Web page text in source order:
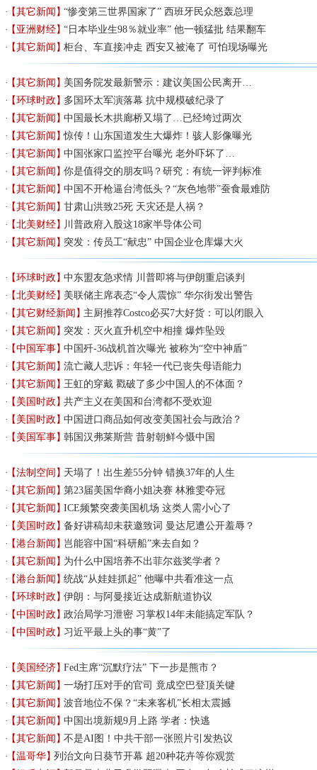
【其它新闻】“惨变第三世界国家了” 西班牙民众怒轰总理
【亚洲财经】“日本毕业生98％就业率” 他一顿猛批 结果翻车
【其它新闻】柜台、车直接冲走 西安又被淹了 可怕现场曝光
【其它新闻】美国务院发最新警示：建议美国公民离开…
【环球时政】多国环太军演落幕 抗中规模破纪录了
【其它新闻】中国最长木拱廊桥又塌了…已经垮过两次
【其它新闻】惊传！山东国道发生大爆炸！骇人影像曝光
【其它新闻】中国张家口监控平台曝光 老外吓坏了…
【其它新闻】你是值得交的朋友吗？研究：有统一评判标准
【其它新闻】中国不开枪逼台湾低头？“灰色地带”蚕食最难防
【其它新闻】甘肃山洪致25死 天灾还是人祸？
【北美财经】川普政府入股这18家半导体公司
【其它新闻】突发：传员工“献忠” 中国企业仓库爆大火
【环球时政】中东盟友急求情 川普即将与伊朗重启谈判
【北美财经】美联储主席表态“令人震惊” 华尔街发出警告
【其它财经新闻】主厨推荐Costco必买7大好货：可以闭眼入
【其它新闻】突发：灭火直升机空中相撞 爆炸坠毁
【中国军事】中国歼-36战机首次曝光 被称为“空中神盾”
【其它新闻】流亡藏人悲诉：年轻一代已丧失母语能力
【其它新闻】王虹的穿戴 戳破了多少中国人的不体面？
【美国时政】共产主义在美国和台湾都不受欢迎
【美国时政】中国进口商品如何改变美国社会与政治？
【美国军事】韩国汉弗莱斯营 昔射朝鲜今慑中国
【法制空间】天塌了！出生差55分钟 错换37年的人生
【其它新闻】第23届美国华裔小姐决赛 林雅雯夺冠
【其它新闻】ICE频繁突袭美国机场 这类人需小心了
【美国时政】备好讲稿却未获邀致词 曼达尼遭公开羞辱？
【港台新闻】岂能容中国“科研船”来去自如？
【其它新闻】为什么中国培养不出菲尔兹奖学者？
【港台新闻】统战“从娃娃抓起” 他曝中共看准这一点
【环球时政】伊朗：与阿曼接近达成新航道协议
【中国时政】政治局学习泄密 习掌权14年未能搞定军队？
【中国时政】习近平最上头的事“黄”了
【美国经济】Fed主席“沉默疗法” 下一步是熊市？
【其它新闻】一场打压对手的官司 竟成空巴登顶关键
【其它新闻】波音地位不保？“未来客机”长相太震撼
【其它新闻】中国出境新规9月上路 学者：快逃
【其它新闻】不是AI图！中共干部一张照片引发热议
【温哥华】列治文向日葵节开幕 超20种花卉等你观赏